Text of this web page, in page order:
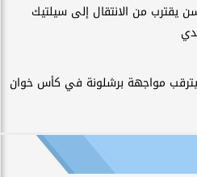
يقترب من الانتقال إلى سيلتيك
مواجهة برشلونة في كأس خوان